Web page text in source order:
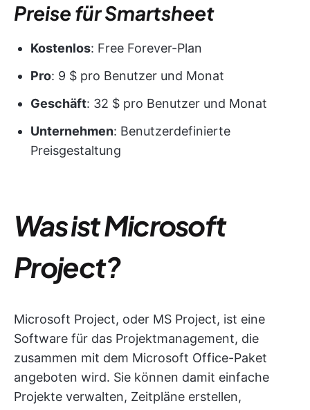
Preise für Smartsheet
Kostenlos: Free Forever-Plan
Pro: 9 $ pro Benutzer und Monat
Geschäft: 32 $ pro Benutzer und Monat
Unternehmen: Benutzerdefinierte
Preisgestaltung
Was ist Microsoft
Project?
Microsoft Project, oder MS Project, ist eine
Software für das Projektmanagement, die
zusammen mit dem Microsoft Office-Paket
angeboten wird. Sie können damit einfache
Projekte verwalten, Zeitpläne erstellen,